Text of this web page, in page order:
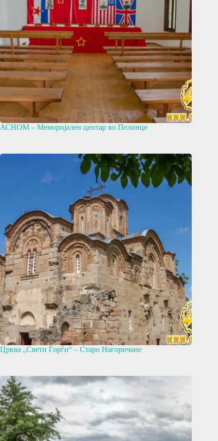
АСНОМ – Меморијален центар во Пелинце
Црква „Свети Ѓорѓи“ – Старо Нагоричане